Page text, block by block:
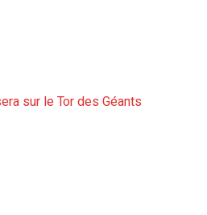
sur le Tor des Géants